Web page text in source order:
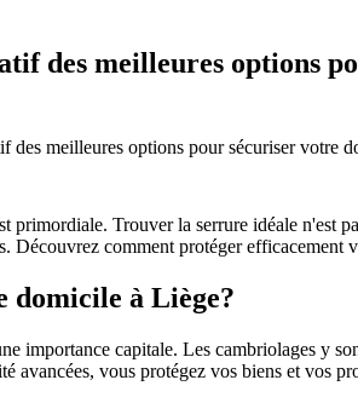
des meilleures options
des meilleures options pour sécuriser votre
primordiale. Trouver la serrure idéale n'est
Découvrez comment protéger
domicile à Liège?
importance capitale. Les cambriolages y
avancées, vous protégez vos biens et vos